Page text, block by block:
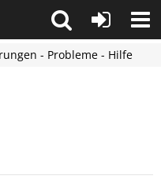
- Probleme - Hilfe